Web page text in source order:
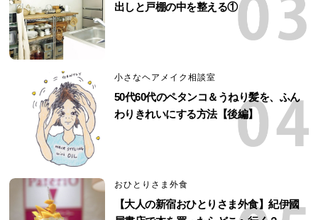
出しと戸棚の中を整える①
小さなヘアメイク相談室
50代60代のペタンコ＆うねり髪を、ふん
わりきれいにする方法【後編】
おひとりさま外食
【大人の新宿おひとりさま外食】紀伊國